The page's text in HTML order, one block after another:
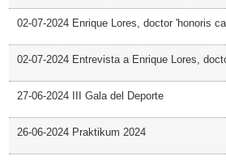
02-07-2024 Enrique Lores, doctor 'honoris
02-07-2024 Entrevista a Enrique Lores,
27-06-2024 III Gala del Deporte
26-06-2024 Praktikum 2024